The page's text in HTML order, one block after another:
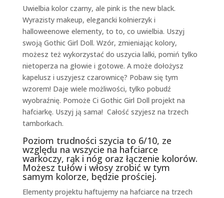
Uwielbia kolor czarny, ale pink is the new black.
Wyrazisty makeup, elegancki kołnierzyk i
halloweenowe elementy, to to, co uwielbia. Uszyj
swoją Gothic Girl Doll. Wzór, zmieniając kolory,
możesz też wykorzystać do uszycia lalki, pomiń tylko
nietoperza na głowie i gotowe. A może dołożysz
kapelusz i uszyjesz czarownicę? Pobaw się tym
wzorem! Daje wiele możliwości, tylko pobudź
wyobraźnię. Pomoże Ci Gothic Girl Doll projekt na
hafciarkę. Uszyj ją sama! Całość szyjesz na trzech
tamborkach.
Poziom trudności szycia to 6/10, ze
względu na wszycie na hafciarce
warkoczy, rąk i nóg oraz łączenie kolorów.
Możesz tułów i włosy zrobić w tym
samym kolorze, będzie prościej.
Elementy projektu haftujemy na hafciarce na trzech